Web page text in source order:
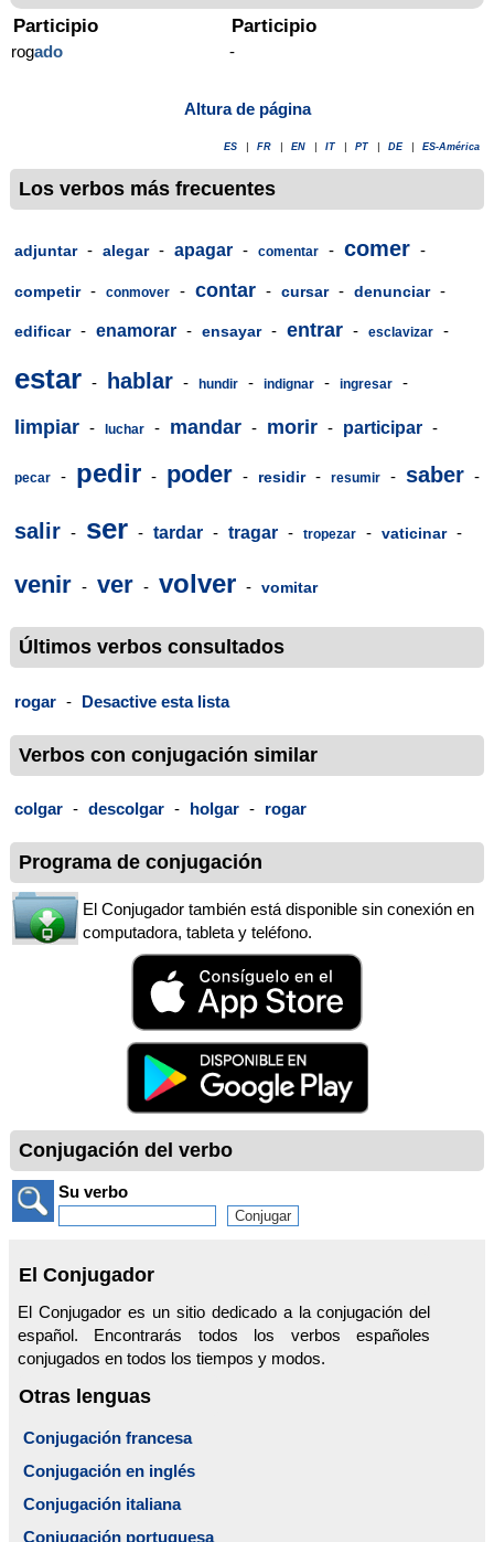
Participio
rogado
Participio
-
Altura de página
ES FR EN IT PT DE ES-América
Los verbos más frecuentes
adjuntar - alegar - apagar - comentar - comer -
competir - conmover - contar - cursar - denunciar -
edificar - enamorar - ensayar - entrar - esclavizar -
estar - hablar - hundir - indignar - ingresar -
limpiar - luchar - mandar - morir - participar -
pecar - pedir - poder - residir - resumir - saber -
salir - ser - tardar - tragar - tropezar - vaticinar -
venir - ver - volver - vomitar
Últimos verbos consultados
rogar - Desactive esta lista
Verbos con conjugación similar
colgar - descolgar - holgar - rogar
Programa de conjugación
El Conjugador también está disponible sin conexión en
computadora, tableta y teléfono.
Conjugación del verbo
Su verbo
El Conjugador
El Conjugador es un sitio dedicado a la conjugación del
español. Encontrarás todos los verbos españoles
conjugados en todos los tiempos y modos.
Otras lenguas
Conjugación francesa
Conjugación en inglés
Conjugación italiana
Conjugación portuguesa